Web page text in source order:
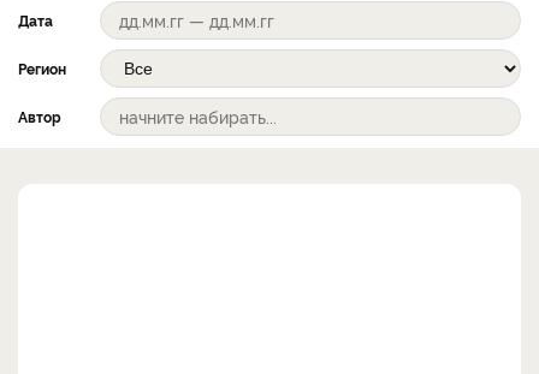
Дата
Регион
Автор